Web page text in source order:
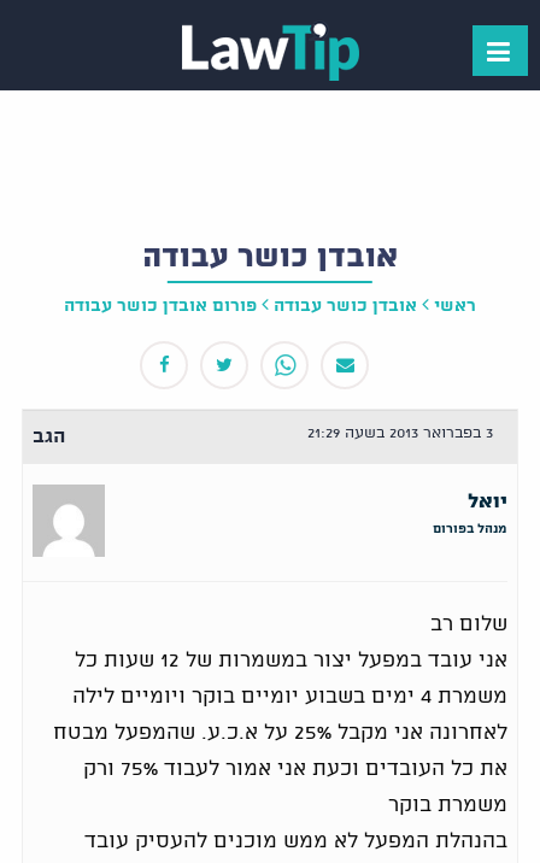
אובדן כושר עבודה
ראשי אובדן כושר עבודה פורום אובדן כושר עבודה
3 בפברואר 2013 בשעה 21:29 הגב
יואל
מנהל בפורום
שלום רב
אני עובד במפעל יצור במשמרות של 12 שעות כל
משמרת 4 ימים בשבוע יומיים בוקר ויומיים לילה
לאחרונה אני מקבל 25% על א.כ.ע. שהמפעל מבטח
את כל העובדים וכעת אני אמור לעבוד 75% ורק
משמרת בוקר
בהנהלת המפעל לא ממש מוכנים להעסיק עובד